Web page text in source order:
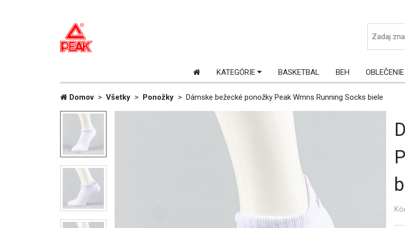
Domovská
stránka
KATEGÓRIE BASKETBAL BEH OBLEČENIE
Domov > Všetky > Ponožky > Dámske bežecké ponožky Peak Wmns Running Socks biele